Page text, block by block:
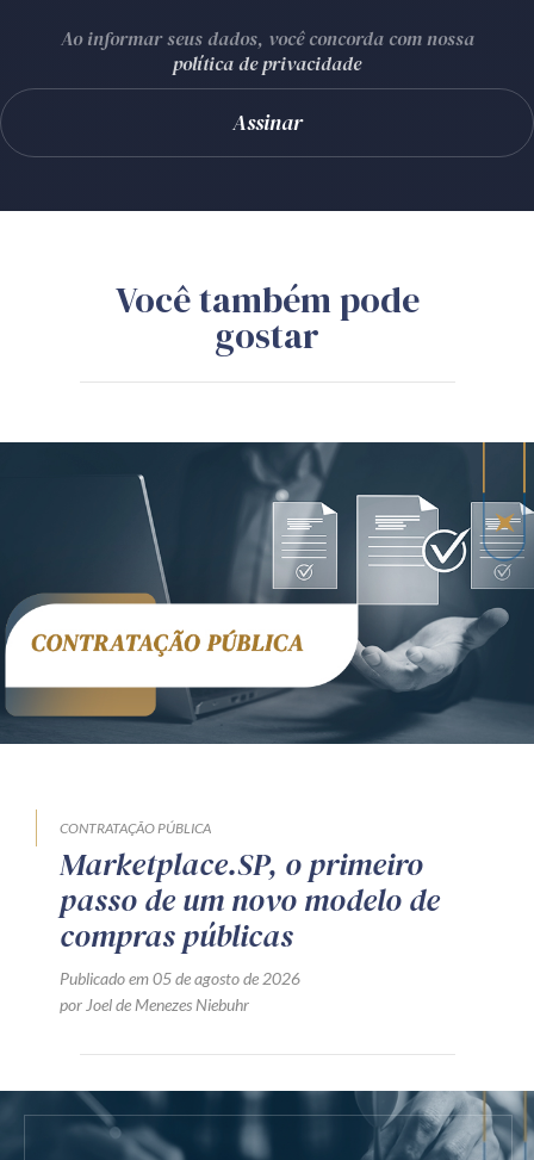
Ao informar seus dados, você concorda com nossa
política de privacidade
Você também pode
gostar
CONTRATAÇÃO PÚBLICA
Marketplace.SP, o primeiro
passo de um novo modelo de
compras públicas
Publicado em 05 de agosto de 2026
por Joel de Menezes Niebuhr